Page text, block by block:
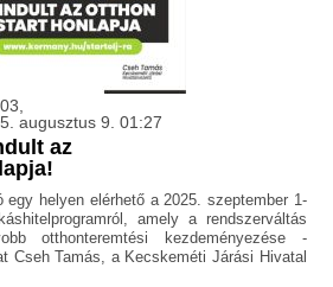
augusztus 9. 01:27
az
egy helyen elérhető a 2025. szeptember 1-
amely a rendszerváltás
otthonteremtési kezdeményezése -
Cseh Tamás, a Kecskeméti Járási Hivatal